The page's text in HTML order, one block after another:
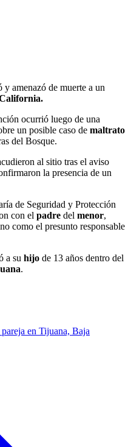
amenazó de muerte a un
ocurrió luego de una
un posible caso de maltrato
del Bosque.
al sitio tras el aviso
la presencia de un
de Seguridad y Protección
con el padre del menor,
como el presunto responsable
a su hijo de 13 años dentro del
.
en Tijuana, Baja